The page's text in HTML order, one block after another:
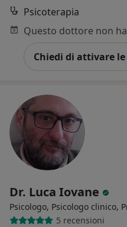
Psicoterapia
Chiedi di attivare
Dr. Luca Iovane
Psicologo, Psicologo clinico,
5 recensioni